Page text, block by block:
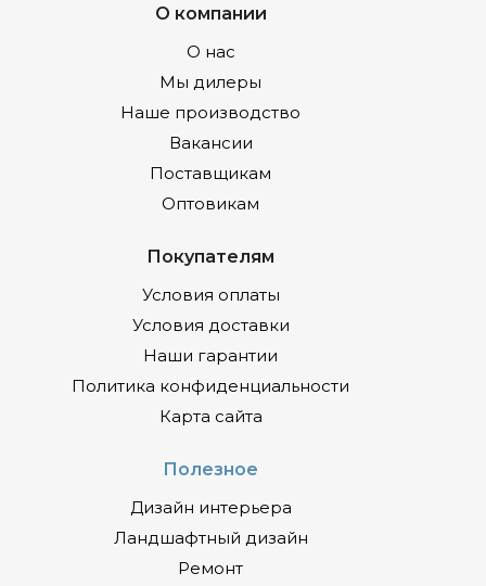
О компании
О нас
Мы дилеры
Наше производство
Вакансии
Поставщикам
Оптовикам
Покупателям
Условия оплаты
Условия доставки
Наши гарантии
Политика конфиденциальности
Карта сайта
Полезное
Дизайн интерьера
Ландшафтный дизайн
Ремонт